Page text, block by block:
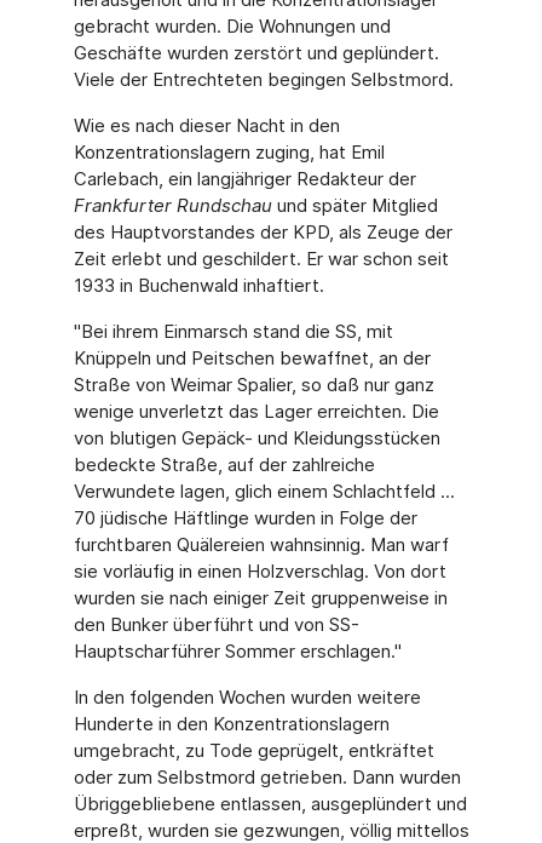
gebracht wurden. Die Wohnungen und
Geschäfte wurden zerstört und geplündert.
Viele der Entrechteten begingen Selbstmord.
Wie es nach dieser Nacht in den
Konzentrationslagern zuging, hat Emil
Carlebach, ein langjähriger Redakteur der
Frankfurter Rundschau und später Mitglied
des Hauptvorstandes der KPD, als Zeuge der
Zeit erlebt und geschildert. Er war schon seit
1933 in Buchenwald inhaftiert.
"Bei ihrem Einmarsch stand die SS, mit
Knüppeln und Peitschen bewaffnet, an der
Straße von Weimar Spalier, so daß nur ganz
wenige unverletzt das Lager erreichten. Die
von blutigen Gepäck- und Kleidungsstücken
bedeckte Straße, auf der zahlreiche
Verwundete lagen, glich einem Schlachtfeld ...
70 jüdische Häftlinge wurden in Folge der
furchtbaren Quälereien wahnsinnig. Man warf
sie vorläufig in einen Holzverschlag. Von dort
wurden sie nach einiger Zeit gruppenweise in
den Bunker überführt und von SS-
Hauptscharführer Sommer erschlagen."
In den folgenden Wochen wurden weitere
Hunderte in den Konzentrationslagern
umgebracht, zu Tode geprügelt, entkräftet
oder zum Selbstmord getrieben. Dann wurden
Übriggebliebene entlassen, ausgeplündert und
erpreßt, wurden sie gezwungen, völlig mittellos